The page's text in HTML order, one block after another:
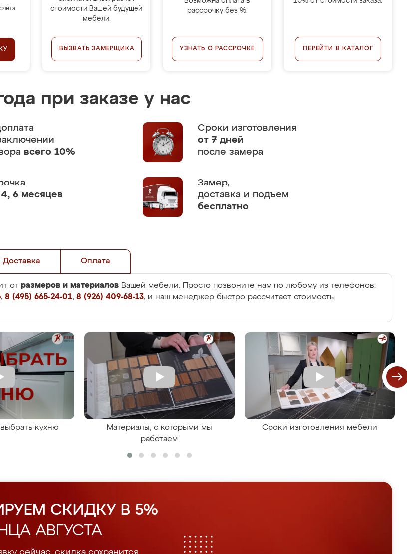
стоимости Вашей будущей
мебели.
ВЫЗВАТЬ ЗАМЕРЩИКА
рассрочку без %.
УЗНАТЬ О РАССРОЧКЕ ПЕРЕЙТИ В КАТАЛОГ
при заказе у нас
всего 10%
Сроки изготовления
от 7 дней
после замера
4, 6 месяцев
Замер,
доставка и подъем
бесплатно
Доставка Оплата
от размеров и материалов Вашей мебели. Просто позвоните нам по любому из телефонов:
, 8 (495) 665-24-01, 8 (926) 409-68-13, и наш менеджер быстро рассчитает стоимость.
кухню
Материалы, с которыми мы
работаем
Сроки изготовления мебели
СКИДКУ В 5%
АВГУСТА
сейчас, скидка сохранится.